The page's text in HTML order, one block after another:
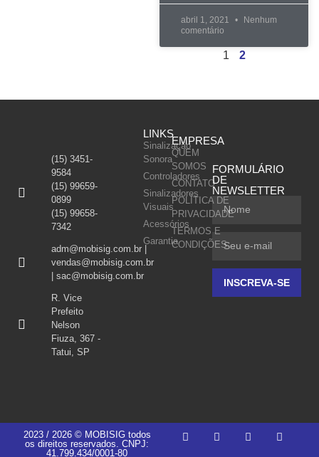
abril 1, 2021
Nenhum
comentário
1 2
(15) 3451-
9584
(15) 99659-
0899
(15) 99658-
7342
adm@mobisig.com.br |
vendas@mobisig.com.br
| sac@mobisig.com.br
R. Vice
Prefeito
Nelson
Fiuza, 367 -
Tatui, SP
LINKS
Sinalização
Sonora
Controladores
Sinalizadores
Visuais
Acessórios
Garantia
EMPRESA
QUEM
SOMOS
CONTATO
POLÍTICA DE
PRIVACIDADE
TERMOS E
CONDIÇÕES
FORMULÁRIO
DE
NEWSLETTER
INSCREVA-SE
2023 / 2026 © MOBISIG todos
os direitos reservados. CNPJ:
41.799.434/0001-80